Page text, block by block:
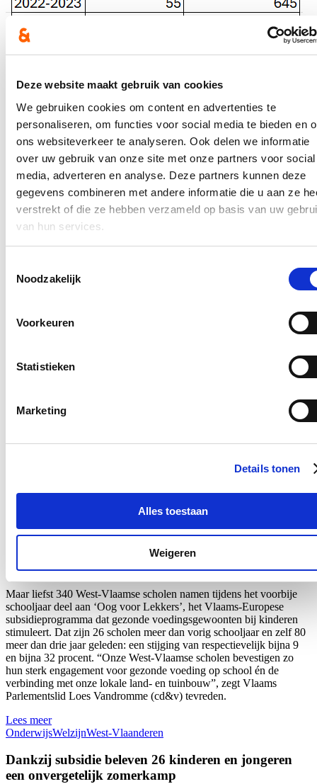
Deze website maakt gebruik van cookies
We gebruiken cookies om content en advertenties te
personaliseren, om functies voor social media te bieden en
ons websiteverkeer te analyseren. Ook delen we informatie
over uw gebruik van onze site met onze partners voor social
media, adverteren en analyse. Deze partners kunnen deze
gegevens combineren met andere informatie die u aan ze
verstrekt of die ze hebben verzameld op basis van uw
van hun services.
Noodzakelijk
Voorkeuren
Statistieken
Marketing
Details tonen
Alles toestaan
Weigeren
Opvallend is wel dat scholen voor buitengewoon onderwijs amper
gebruik maken van het aanbod. Tot nu toe liepen slechts 11 BuSo-
scholen een traject met de Conflixers. ‘Wellicht is er een aangepaste
aanpak nodig zodat ook buitengewone scholen aan de slag kunnen
met deze peer-support methode,’ stelt Loes Vandromme.
‘Sowieso is het voor iedere school van groot belang om te werken
aan de zogenaamde fase 0 en 1 in het zorgcontinuüm. Daarbij wordt
extra aandacht besteed aan preventie en werken directie,
zorg gedragen wordt voor iedereen. We moeten de scholen daarvoor
Ontvang mijn nieuwsbrief.
Ja, ik wens de nieuwsbrief van Loes Vandromme te ontvangen op
bovenstaand e-mailadres.
Nieuws
Recordaantal West-Vlaamse scholen kiest voor Oog
voor Lekkers
16/07/26
Maar liefst 340 West-Vlaamse scholen namen tijdens het voorbije
schooljaar deel aan ‘Oog voor Lekkers’, het Vlaams-Europese
subsidieprogramma dat gezonde voedingsgewoonten bij kinderen
stimuleert. Dat zijn 26 scholen meer dan vorig schooljaar en zelf 80
meer dan drie jaar geleden: een stijging van respectievelijk bijna 9
en bijna 32 procent. “Onze West-Vlaamse scholen bevestigen zo
hun sterk engagement voor gezonde voeding op school én de
verbinding met onze lokale land- en tuinbouw”, zegt Vlaams
Parlementslid Loes Vandromme (cd&v) tevreden.
Lees meer
OnderwijsWelzijnWest-Vlaanderen
Dankzij subsidie beleven 26 kinderen en jongeren
een onvergetelijk zomerkamp